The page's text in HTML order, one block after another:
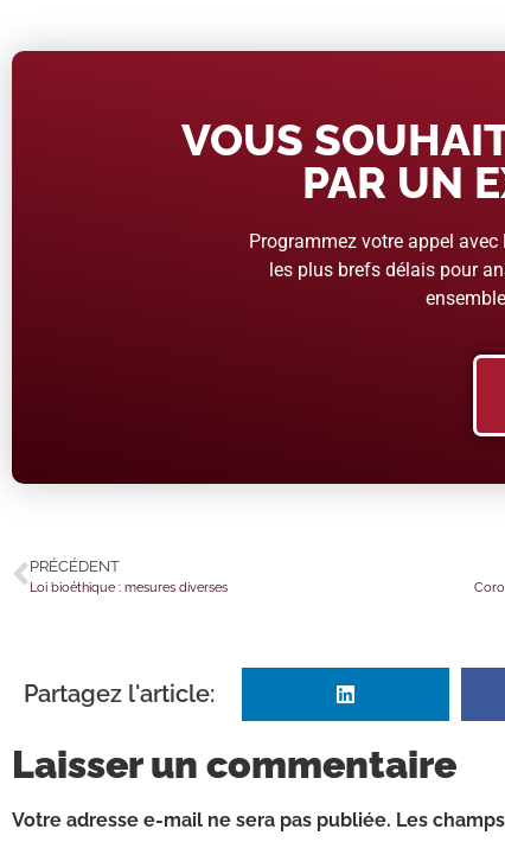
VOUS
PAR UN
Programmez votre appel
les plus brefs délais pour
PRÉCÉDENT
Loi bioéthique : mesures diverses
Partagez l'article:
Laisser un commentaire
Votre adresse e-mail ne sera pas publiée. Les